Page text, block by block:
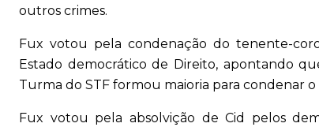
outros crimes.
Fux votou pela condenação do tenente-
Estado democrático de Direito, apontando
Turma do STF formou maioria para condenar
Fux votou pela absolvição de Cid pelos